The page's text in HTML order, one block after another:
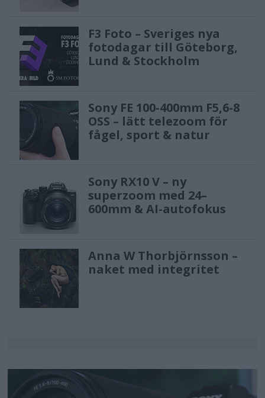
F3 Foto – Sveriges nya
fotodagar till Göteborg,
Lund & Stockholm
Sony FE 100-400mm F5,6-8
OSS – lätt telezoom för
fågel, sport & natur
Sony RX10 V – ny
superzoom med 24–
600mm & AI-autofokus
Anna W Thorbjörnsson –
naket med integritet